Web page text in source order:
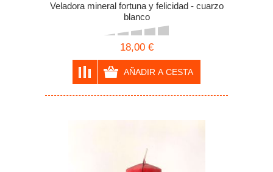
Veladora mineral fortuna y felicidad - cuarzo
blanco
18,00 €